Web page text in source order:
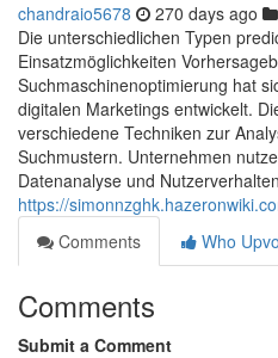
chandraio5678 270 days ago
Die unterschiedlichen Typen
Einsatzmöglichkeiten
Suchmaschinenoptimierung hat
digitalen Marketings entwickelt.
verschiedene Techniken zur
Suchmustern. Unternehmen
Datenanalyse und
https://
Comments
Who
Comments
Submit a Comment